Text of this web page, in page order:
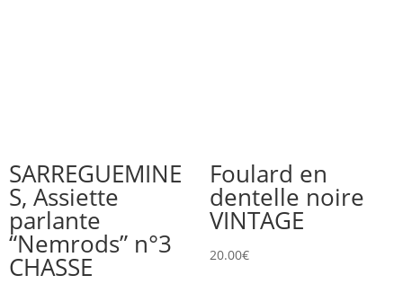
SARREGUEMINE
S, Assiette
parlante
“Nemrods” n°3
CHASSE
Foulard en
dentelle noire
VINTAGE
20.00€